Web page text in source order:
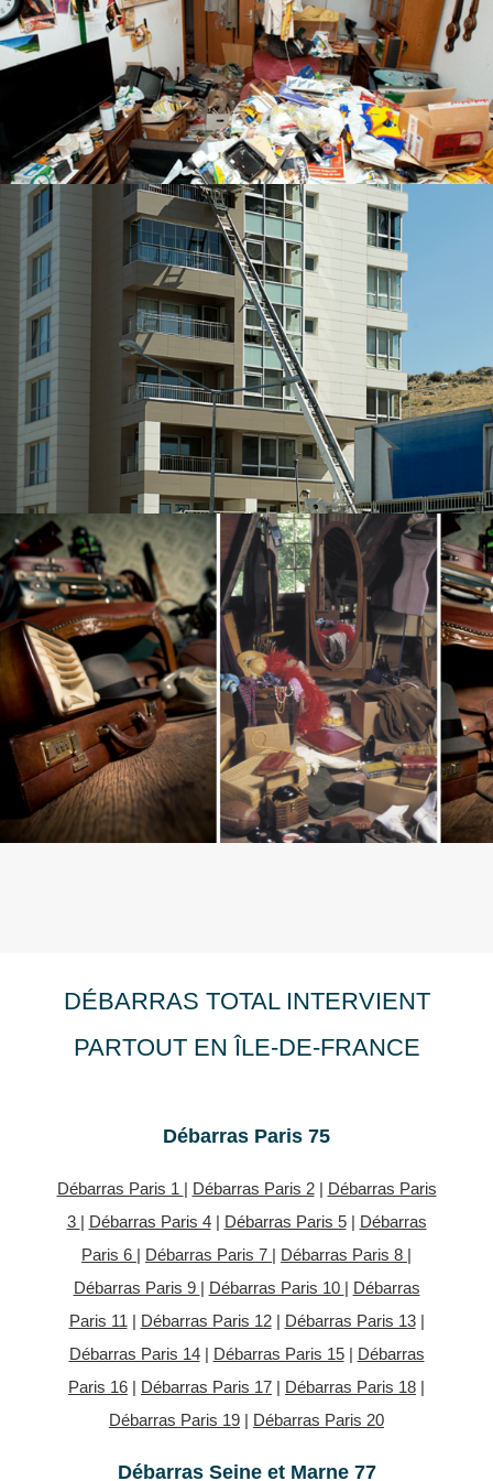
DÉBARRAS TOTAL INTERVIENT
PARTOUT EN ÎLE-DE-FRANCE
Débarras Paris 75
Débarras Paris 1 | Débarras Paris 2| Débarras Paris
3 | Débarras Paris 4| Débarras Paris 5| Débarras
Paris 6 | Débarras Paris 7 | Débarras Paris 8 |
Débarras Paris 9 | Débarras Paris 10 | Débarras
Paris 11 | Débarras Paris 12| Débarras Paris 13|
Débarras Paris 14| Débarras Paris 15| Débarras
Paris 16 | Débarras Paris 17 | Débarras Paris 18 |
Débarras Paris 19 | Débarras Paris 20
Débarras Seine et Marne 77